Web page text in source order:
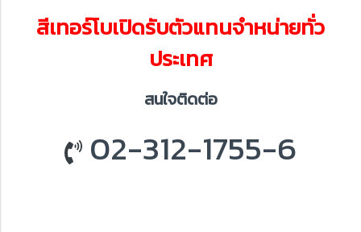
สีเทอร์โบเปิดรับตัวแทนจำหน่ายทั่ว
ประเทศ
สนใจติดต่อ
02-312-1755-6